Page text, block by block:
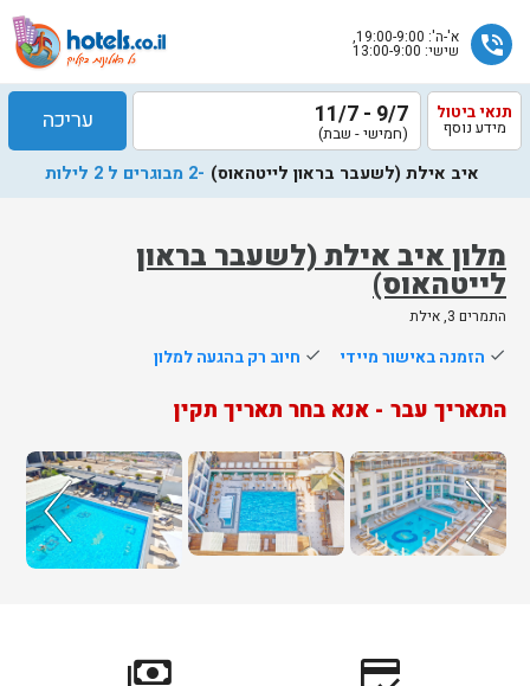
phone_in_talk א'-ה': 19:00-9:00,
שישי: 13:00-9:00
מלון איב אילת (לשעבר בראון
לייטהאוס)
התמרים 3, אילת
תנאי ביטול
מידע נוסף 9/7 - 11/7
(חמישי - שבת) עריכה
איב אילת (לשעבר בראון לייטהאוס) -2 מבוגרים ל 2 לילות
done הזמנה באישור מיידי done חיוב רק בהגעה למלון
התאריך עבר - אנא בחר תאריך תקין
שלח
נציג
יחזור
אליך
בשעות
הפעילות